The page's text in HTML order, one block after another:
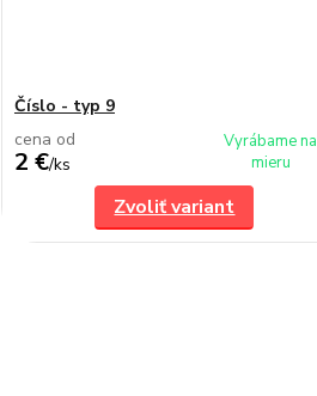
Číslo - typ 9
cena od
2 €/ks
Vyrábame na
mieru
Zvoliť variant